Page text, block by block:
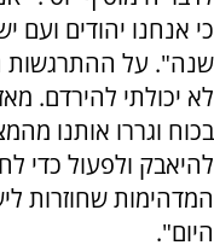
כי אנחנו יהודים
שנה". על ההתרגשות
לא יכולתי להירדם.
בכוח וגררו אותנו
להיאבק ולפעול כדי
המדהימות שחוזרות
היום".